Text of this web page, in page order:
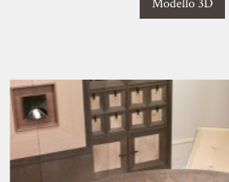
Modello 3D